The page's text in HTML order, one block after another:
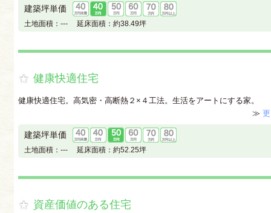
建築坪単価
土地面積： --- 延床面積： 約38.49坪
健康快適住宅
健康快適住宅。高気密・高断熱２×４工法。生活をアートにする家。
≫
建築坪単価
土地面積： --- 延床面積： 約52.25坪
資産価値のある住宅